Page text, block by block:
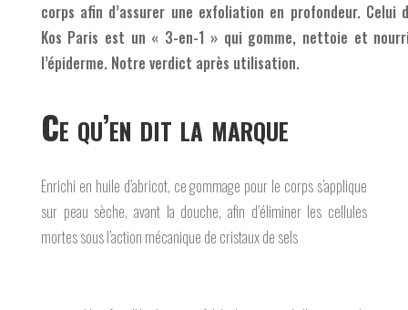
corps afin d’assurer une exfoliation en profondeur. Celui
Kos Paris est un « 3-en-1 » qui gomme, nettoie et
l’épiderme. Notre verdict après utilisation.
Ce qu’en dit la marque
Enrichi en huile d’abricot, ce gommage pour le corps s’applique
sur peau sèche, avant la douche, afin d’éliminer les cellules
mortes sous l’action mécanique de cristaux de sels